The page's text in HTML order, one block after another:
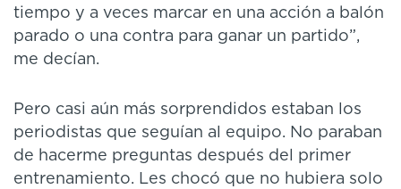
tiempo y a veces marcar en una acción a balón
parado o una contra para ganar un partido”,
me decían.
Pero casi aún más sorprendidos estaban los
periodistas que seguían al equipo. No paraban
de hacerme preguntas después del primer
entrenamiento. Les chocó que no hubiera solo